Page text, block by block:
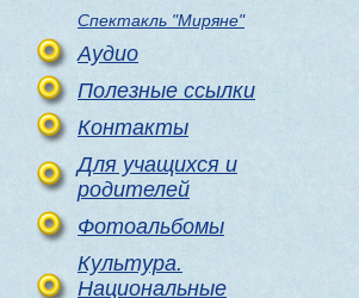
Спектакль "Миряне"
Аудио
Полезные ссылки
Контакты
Для учащихся и
родителей
Фотоальбомы
Культура.
Национальные